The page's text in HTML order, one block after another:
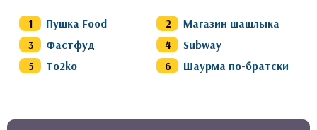
Пушка Food
Магазин шашлыка
Фастфуд
Subway
To2ko
Шаурма по-братски